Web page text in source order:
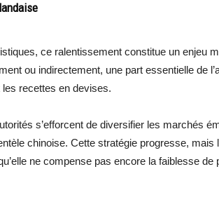
ce ralentissement constitue un enjeu
ou indirectement, une part essentielle de
les recettes en devises.
s’efforcent de diversifier les marchés
chinoise. Cette stratégie progresse, mais
ne compense pas encore la faiblesse de